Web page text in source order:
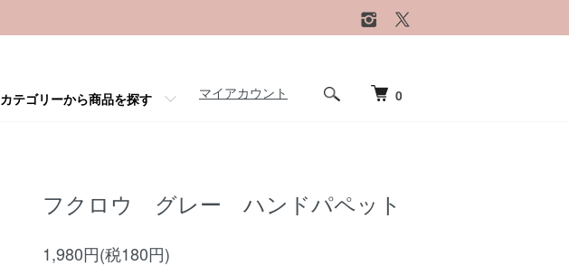
マイアカウント 0
カテゴリーから商品を探す
フクロウ グレー ハンドパペット
1,980円(税180円)